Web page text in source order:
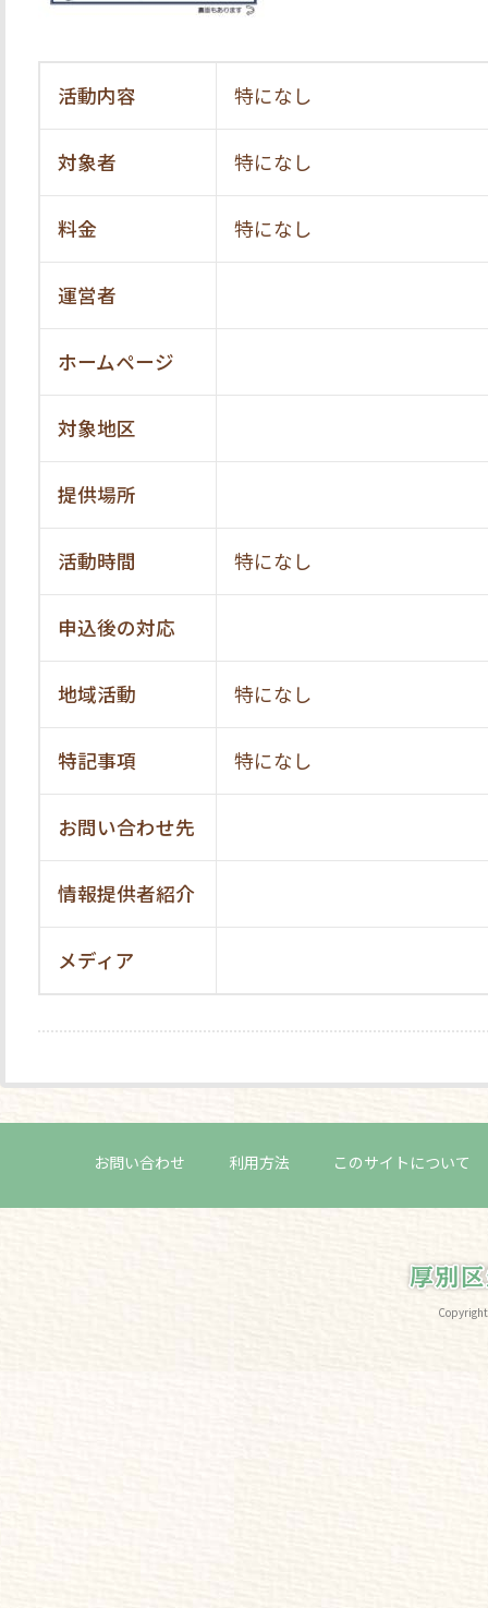
活動内容 特になし
対象者 特になし
料金 特になし
運営者
ホームページ
対象地区
提供場所
活動時間 特になし
申込後の対応
地域活動 特になし
特記事項 特になし
お問い合わせ先
情報提供者紹介
メディア
お問い合わせ 利用方法 このサイトについて